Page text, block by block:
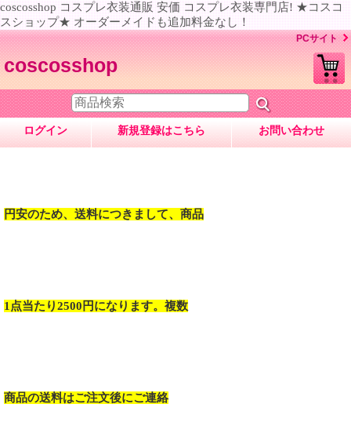
coscosshop コスプレ衣装通販 安価 コスプレ衣装専門店! ★コスコ
スショップ★ オーダーメイドも追加料金なし！
PCサイト
coscosshop
ログイン 新規登録はこちら お問い合わせ
円安のため、送料につきまして、商品
1点当たり2500円になります。複数
商品の送料はご注文後にご連絡